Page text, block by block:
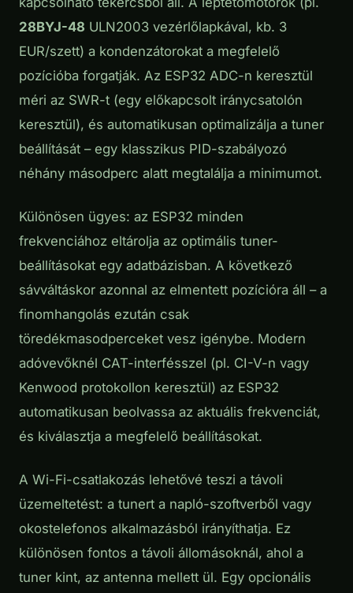
28BYJ-48 ULN2003 vezérlőlapkával, kb. 3
EUR/szett) a kondenzátorokat a megfelelő
pozícióba forgatják. Az ESP32 ADC-n keresztül
méri az SWR-t (egy előkapcsolt iránycsatolón
keresztül), és automatikusan optimalizálja a tuner
beállítását – egy klasszikus PID-szabályozó
néhány másodperc alatt megtalálja a minimumot.
Különösen ügyes: az ESP32 minden
frekvenciához eltárolja az optimális tuner-
beállításokat egy adatbázisban. A következő
sávváltáskor azonnal az elmentett pozícióra áll – a
finomhangolás ezután csak
töredékmasodperceket vesz igénybe. Modern
adóvevőknél CAT-interfésszel (pl. CI-V-n vagy
Kenwood protokollon keresztül) az ESP32
automatikusan beolvassa az aktuális frekvenciát,
és kiválasztja a megfelelő beállításokat.
A Wi-Fi-csatlakozás lehetővé teszi a távoli
üzemeltetést: a tunert a napló-szoftverből vagy
okostelefonos alkalmazásból irányíthatja. Ez
különösen fontos a távoli állomásoknál, ahol a
tuner kint, az antenna mellett ül. Egy opcionális